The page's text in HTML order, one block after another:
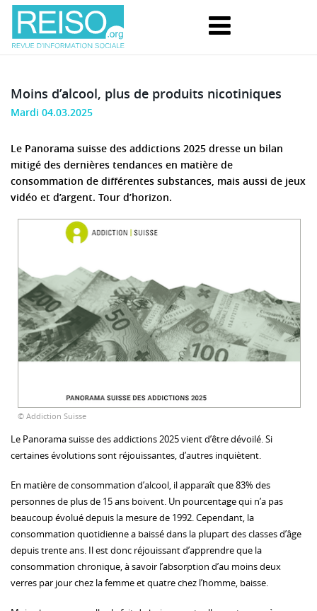
Moins d’alcool, plus de produits nicotiniques
Mardi 04.03.2025
Le Panorama suisse des addictions 2025 dresse un bilan
mitigé des dernières tendances en matière de
consommation de différentes substances, mais aussi de jeux
vidéo et d’argent. Tour d’horizon.
© Addiction Suisse
Le Panorama suisse des addictions 2025 vient d’être dévoilé. Si
certaines évolutions sont réjouissantes, d’autres inquiètent.
En matière de consommation d’alcool, il apparaît que 83% des
personnes de plus de 15 ans boivent. Un pourcentage qui n’a pas
beaucoup évolué depuis la mesure de 1992. Cependant, la
consommation quotidienne a baissé dans la plupart des classes d’âge
depuis trente ans. Il est donc réjouissant d’apprendre que la
consommation chronique, à savoir l’absorption d’au moins deux
verres par jour chez la femme et quatre chez l’homme, baisse.